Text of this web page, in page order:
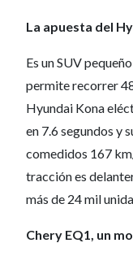
La apuesta del
Es un SUV
permite recorrer
Hyundai Kona
en 7.6 segundos y
comedidos 167
tracción es
más de 24 mil
Chery EQ1, un